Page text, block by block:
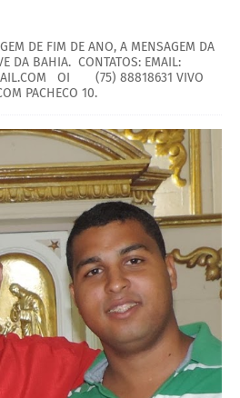
DE FIM DE ANO, A MENSAGEM DA
DA BAHIA. CONTATOS: EMAIL:
OI (75) 88818631 VIVO
PACHECO 10.